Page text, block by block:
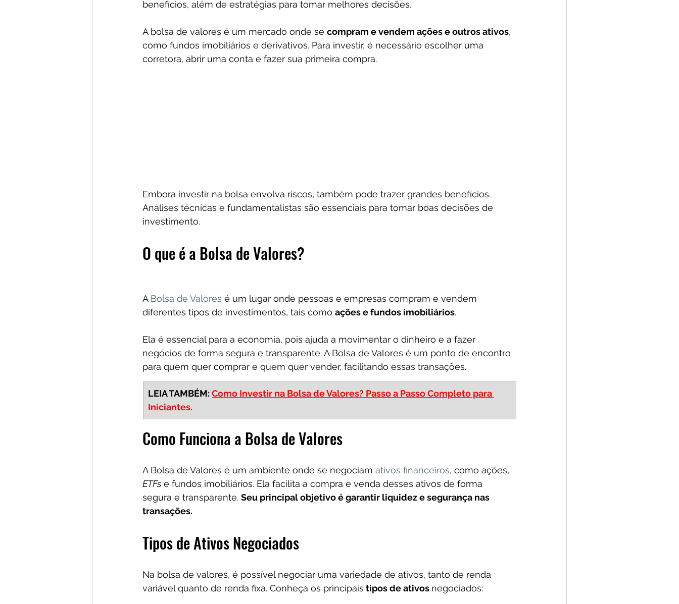
benefícios, além de estratégias para tomar melhores decisões.
A bolsa de valores é um mercado onde se compram e vendem ações e outros ativos,
como fundos imobiliários e derivativos. Para investir, é necessário escolher uma
corretora, abrir uma conta e fazer sua primeira compra.
Embora investir na bolsa envolva riscos, também pode trazer grandes benefícios.
Análises técnicas e fundamentalistas são essenciais para tomar boas decisões de
investimento.
O que é a Bolsa de Valores?
A Bolsa de Valores é um lugar onde pessoas e empresas compram e vendem
diferentes tipos de investimentos, tais como ações e fundos imobiliários.
Ela é essencial para a economia, pois ajuda a movimentar o dinheiro e a fazer
negócios de forma segura e transparente. A Bolsa de Valores é um ponto de encontro
para quem quer comprar e quem quer vender, facilitando essas transações.
LEIA TAMBÉM: Como Investir na Bolsa de Valores? Passo a Passo Completo para
Iniciantes.
Como Funciona a Bolsa de Valores
A Bolsa de Valores é um ambiente onde se negociam ativos financeiros, como ações,
ETFs e fundos imobiliários. Ela facilita a compra e venda desses ativos de forma
segura e transparente. Seu principal objetivo é garantir liquidez e segurança nas
transações.
Tipos de Ativos Negociados
Na bolsa de valores, é possível negociar uma variedade de ativos, tanto de renda
variável quanto de renda fixa. Conheça os principais tipos de ativos negociados: